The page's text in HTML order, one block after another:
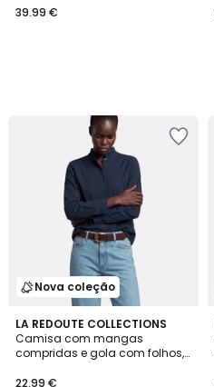
39.99 €
Nova coleção
LA REDOUTE COLLECTIONS
Camisa com mangas
compridas e gola com folhos,
22.99 €
3
Cores